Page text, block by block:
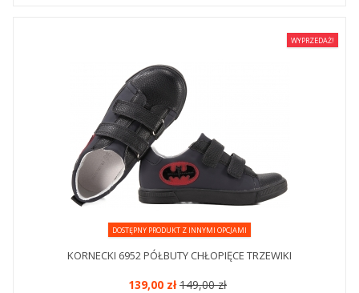
WYPRZEDAŻ!
DOSTĘPNY PRODUKT Z INNYMI OPCJAMI
KORNECKI 6952 PÓŁBUTY CHŁOPIĘCE TRZEWIKI
139,00 zł149,00 zł